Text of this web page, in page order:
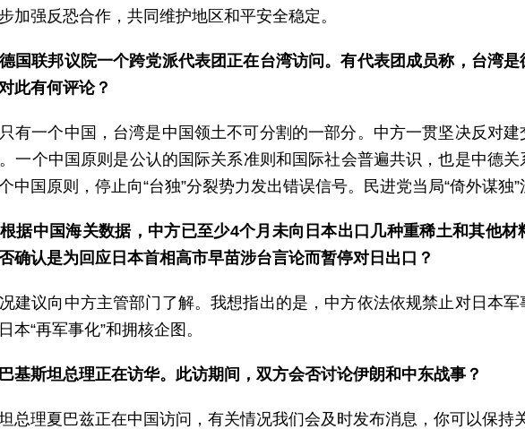
加强反恐合作，共同维护地区和平安全稳定。
国联邦议院一个跨党派代表团正在台湾访问。有代表团成员称，台湾
此有何评论？
有一个中国，台湾是中国领土不可分割的一部分。中方一贯坚决反对
一个中国原则是公认的国际关系准则和国际社会普遍共识，也是中德
中国原则，停止向“台独”分裂势力发出错误信号。民进党当局“倚外谋独”
据中国海关数据，中方已至少4个月未向日本出口几种重稀土和其他
确认是为回应日本首相高市早苗涉台言论而暂停对日出口？
建议向中方主管部门了解。我想指出的是，中方依法依规禁止对日本
本“再军事化”和拥核企图。
基斯坦总理正在访华。此访期间，双方会否讨论伊朗和中东战事？
总理夏巴兹正在中国访问，有关情况我们会及时发布消息，你可以保持